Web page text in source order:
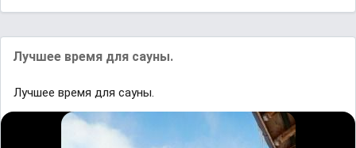
Лучшее время для сауны.
Лучшее время для сауны.